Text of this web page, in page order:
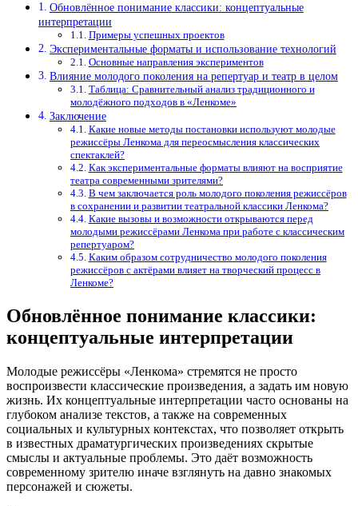
Обновлённое понимание классики: концептуальные
интерпретации
Примеры успешных проектов
Экспериментальные форматы и использование технологий
Основные направления экспериментов
Влияние молодого поколения на репертуар и театр в целом
Таблица: Сравнительный анализ традиционного и
молодёжного подходов в «Ленкоме»
Заключение
Какие новые методы постановки используют молодые
режиссёры Ленкома для переосмысления классических
спектаклей?
Как экспериментальные форматы влияют на восприятие
театра современными зрителями?
В чем заключается роль молодого поколения режиссёров
в сохранении и развитии театральной классики Ленкома?
Какие вызовы и возможности открываются перед
молодыми режиссёрами Ленкома при работе с классическим
репертуаром?
Каким образом сотрудничество молодого поколения
режиссёров с актёрами влияет на творческий процесс в
Ленкоме?
Обновлённое понимание классики:
концептуальные интерпретации
Молодые режиссёры «Ленкома» стремятся не просто
воспроизвести классические произведения, а задать им новую
жизнь. Их концептуальные интерпретации часто основаны на
глубоком анализе текстов, а также на современных
социальных и культурных контекстах, что позволяет открыть
в известных драматургических произведениях скрытые
смыслы и актуальные проблемы. Это даёт возможность
современному зрителю иначе взглянуть на давно знакомых
персонажей и сюжеты.